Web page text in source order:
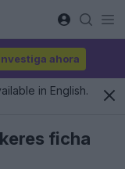
ahora
in English.
ficha